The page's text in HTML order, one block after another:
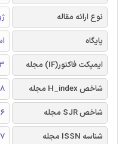
نوع ارائه مقاله
پایگاه
ایمپکت فاکتور(IF) مجله
شاخص H_index مجله
58
شاخص SJR مجله
شناسه ISSN مجله